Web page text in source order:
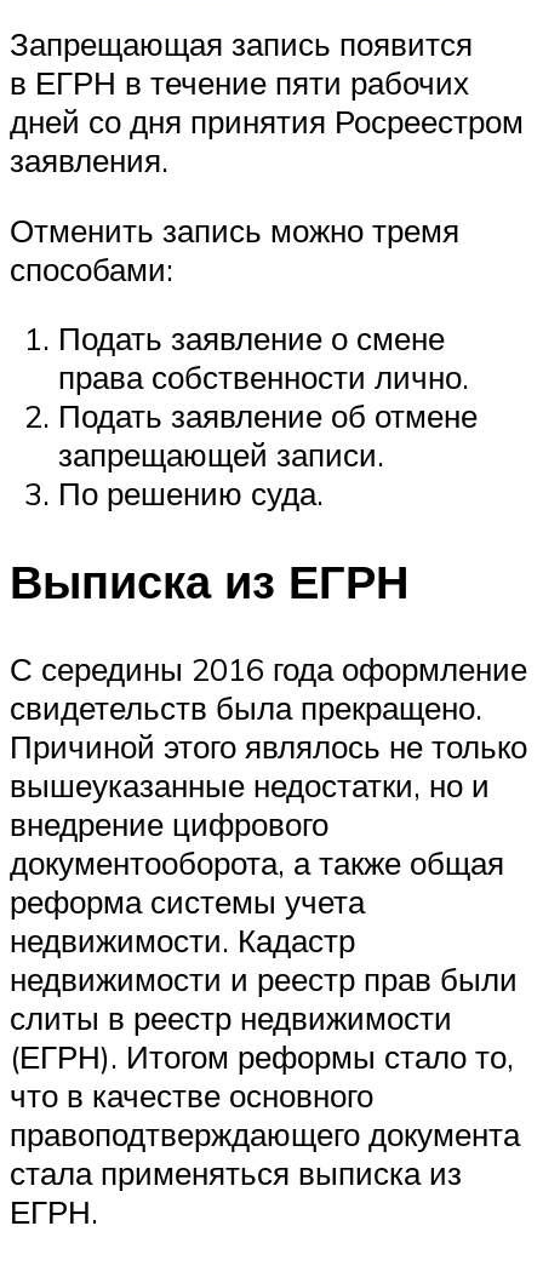
Запрещающая запись появится
в ЕГРН в течение пяти рабочих
дней со дня принятия Росреестром
заявления.
Отменить запись можно тремя
способами:
Подать заявление о смене
права собственности лично.
Подать заявление об отмене
запрещающей записи.
По решению суда.
Выписка из ЕГРН
С середины 2016 года оформление
свидетельств была прекращено.
Причиной этого являлось не только
вышеуказанные недостатки, но и
внедрение цифрового
документооборота, а также общая
реформа системы учета
недвижимости. Кадастр
недвижимости и реестр прав были
слиты в реестр недвижимости
(ЕГРН). Итогом реформы стало то,
что в качестве основного
правоподтверждающего документа
стала применяться выписка из
ЕГРН.